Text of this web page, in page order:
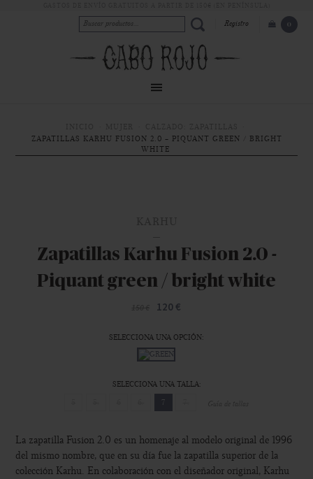
Registro 0
ZAPATILLAS KARHU FUSION 2.0 - PIQUANT GREEN / BRIGHT
WHITE
Zapatillas Karhu Fusion 2.0 -
Piquant green / bright white
120 €
SELECCIONA UNA OPCIÓN:
SELECCIONA UNA TALLA:
7
La zapatilla Fusion 2.0 es un homenaje al modelo original de 1996
del mismo nombre, que en su día fue la zapatilla superior de la
colección Karhu. En colaboración con el diseñador original, Karhu